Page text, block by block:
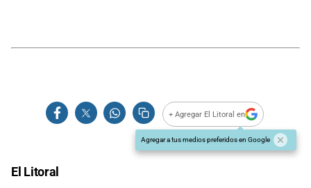
+ Agregar El Litoral en
Agregar a tus medios preferidos en Google
El Litoral